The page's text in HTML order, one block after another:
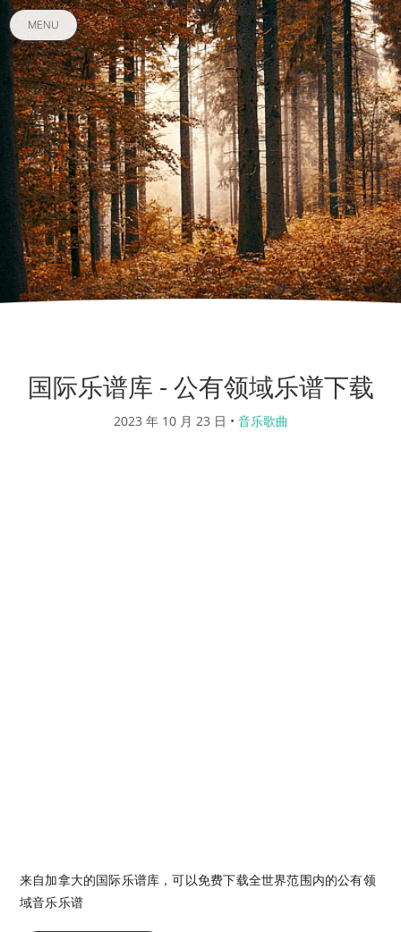
MENU
国际乐谱库 - 公有领域乐谱下载
2023 年 10 月 23 日 • 音乐歌曲
来自加拿大的国际乐谱库，可以免费下载全世界范围内的公有领
域音乐乐谱